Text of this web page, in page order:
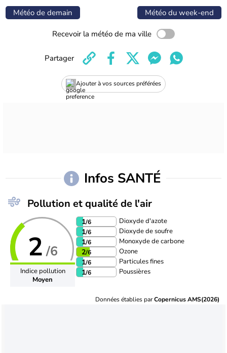
Météo de demain Météo du week-end
Recevoir la météo de ma ville
Ajouter à vos sources préférées
Partager
Infos SANTÉ
Pollution et qualité de l'air
2 /6
Indice pollution
Moyen
1/6 Dioxyde d'azote
1/6 Dioxyde de soufre
1/6 Monoxyde de carbone
2/6 Ozone
1/6 Particules fines
1/6 Poussières
Données établies parCopernicus AMS(2026)